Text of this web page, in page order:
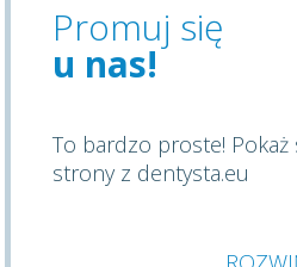
Promuj się
u nas!
To bardzo proste! Pokaż
strony z dentysta.eu